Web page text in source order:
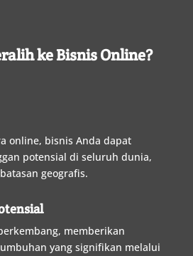
keBisnisOnline?
online, bisnis Anda dapat
potensial di seluruh dunia,
batasan geografis.
, memberikan
yang signifikan melalui